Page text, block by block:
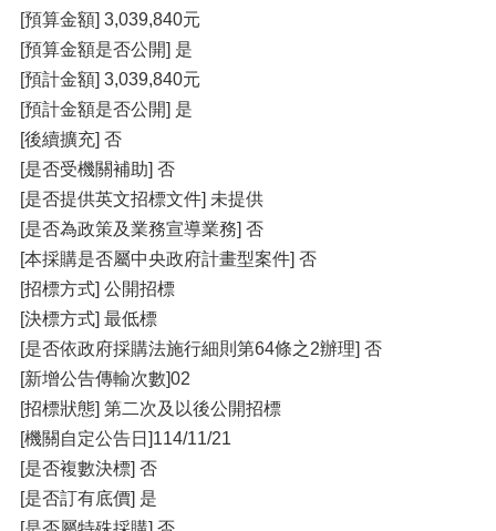
[預算金額] 3,039,840元
[預算金額是否公開] 是
[預計金額] 3,039,840元
[預計金額是否公開] 是
[後續擴充] 否
[是否受機關補助] 否
[是否提供英文招標文件] 未提供
[是否為政策及業務宣導業務] 否
[本採購是否屬中央政府計畫型案件] 否
[招標方式] 公開招標
[決標方式] 最低標
[是否依政府採購法施行細則第64條之2辦理] 否
[新增公告傳輸次數]02
[招標狀態] 第二次及以後公開招標
[機關自定公告日]114/11/21
[是否複數決標] 否
[是否訂有底價] 是